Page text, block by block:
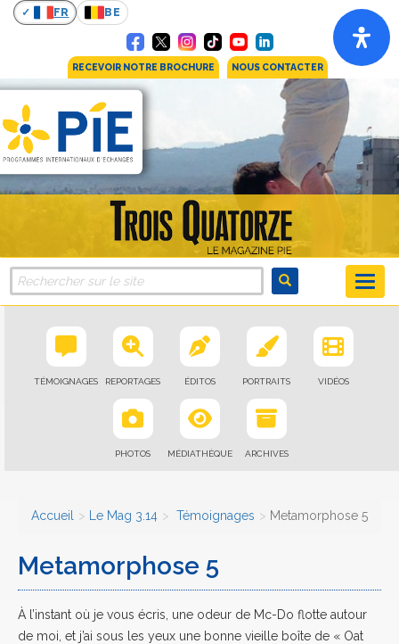
FR BE
RECEVOIR NOTRE BROCHURE NOUS CONTACTER
TÉMOIGNAGES REPORTAGES ÉDITOS PORTRAITS VIDÉOS
PHOTOS MÉDIATHÈQUE ARCHIVES
Accueil Le Mag 3.14 Témoignages Metamorphose 5
Metamorphose 5
À l’instant où je vous écris, une odeur de Mc-Do flotte autour
de moi, et j’ai sous les yeux une bonne vieille boîte de « Oat